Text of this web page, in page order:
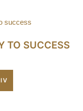
TO SUCCESS